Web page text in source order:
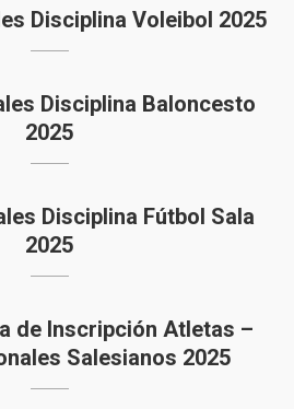
Disciplina Voleibol 2025
Disciplina Baloncesto
2025
Disciplina Fútbol Sala
2025
de Inscripción Atletas –
Salesianos 2025